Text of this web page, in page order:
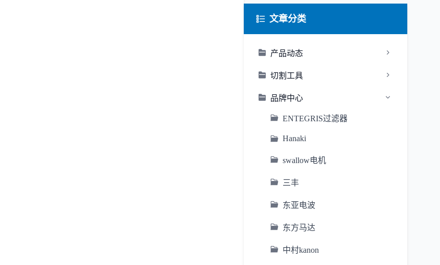
文章分类
产品动态
切割工具
品牌中心
ENTEGRIS过滤器
Hanaki
swallow电机
三丰
东亚电波
东方马达
中村kanon